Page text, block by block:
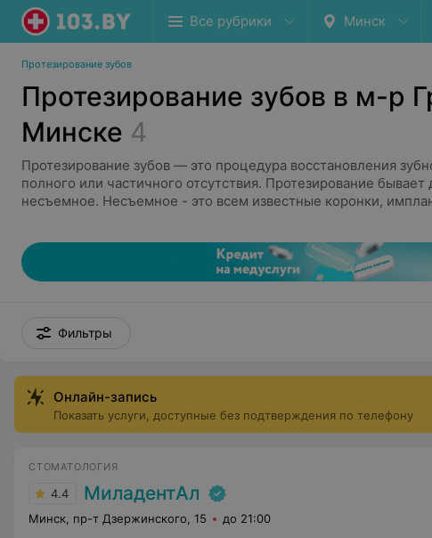
Все рубрики Минск
Протезирование зубов
Протезирование зубов в м-р
Минске 4
Протезирование зубов — это процедура восстановления
полного или частичного отсутствия. Протезирование
несъемное. Несъемное - это всем известные коронки,
самого пациента. Специалист, к которому необходимо
ортопед.
современные съемные конструкции не ощущаются в ротовой
зависит от выбранного типа протезирования, материалов и
Фильтры
Онлайн-запись
Показать услуги, доступные без подтверждения по телефону
СТОМАТОЛОГИЯ
4.4 МиладентАл
Минск, пр-т Дзержинского, 15 до 21:00